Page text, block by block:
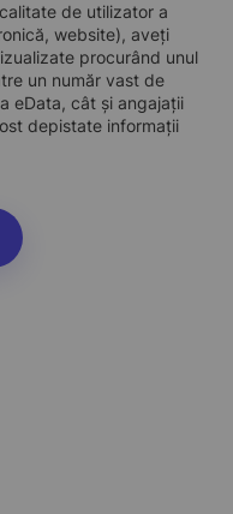
de utilizator a
website), aveți
procurând unul
un număr vast de
eData, cât și angajații
depistate informații